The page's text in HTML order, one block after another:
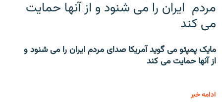
مردم ایران را می شنود و از آنها حمایت
می کند
مایک پمپئو می گوید آمریکا صدای مردم ایران را می شنود و
از آنها حمایت می کند
ادامه خبر